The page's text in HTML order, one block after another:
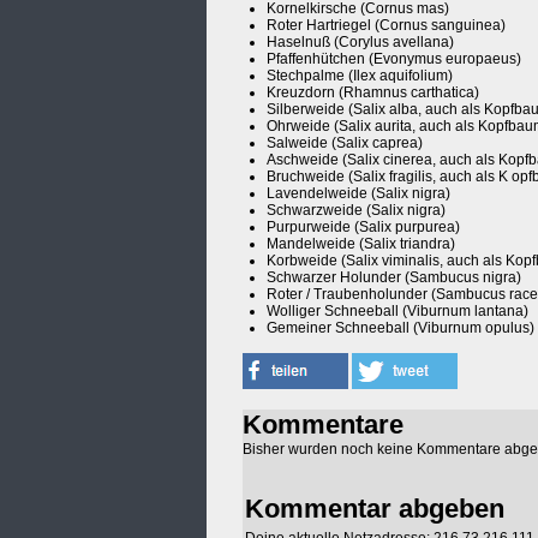
Kornelkirsche (Cornus mas)
Roter Hartriegel (Cornus sanguinea)
Haselnuß (Corylus avellana)
Pfaffenhütchen (Evonymus europaeus)
Stechpalme (Ilex aquifolium)
Kreuzdorn (Rhamnus carthatica)
Silberweide (Salix alba, auch als
Ohrweide (Salix aurita, auch als
Salweide (Salix caprea)
Aschweide (Salix cinerea, auch als
Bruchweide (Salix fragilis, auch als K
Lavendelweide (Salix nigra)
Schwarzweide (Salix nigra)
Purpurweide (Salix purpurea)
Mandelweide (Salix triandra)
Korbweide (Salix viminalis, auch als
Schwarzer Holunder (Sambucus nigra)
Roter / Traubenholunder (Sambucus
Wolliger Schneeball (Viburnum lantana)
Gemeiner Schneeball (Viburnum opulus)
Kommentare
Bisher wurden noch keine Kommentare
Kommentar abgeben